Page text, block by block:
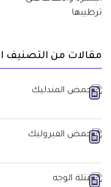
مقالات من التصنيف